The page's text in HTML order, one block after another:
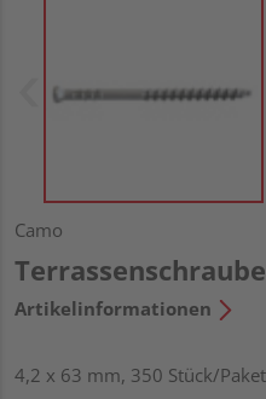
Camo
Artikelinformationen
4,2 x 63 mm, 350 Stück/Paket